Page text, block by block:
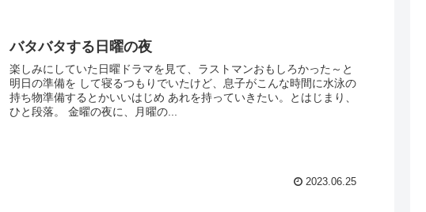
バタバタする日曜の夜
楽しみにしていた日曜ドラマを見て、ラストマンおもしろかった～と
明日の準備を して寝るつもりでいたけど、息子がこんな時間に水泳の
持ち物準備するとかいいはじめ あれを持っていきたい。とはじまり、
ひと段落。 金曜の夜に、月曜の...
2023.06.25